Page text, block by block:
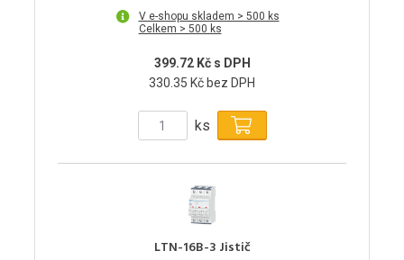
V e-shopu skladem > 500 ks
Celkem > 500 ks
399.72 Kč s DPH
330.35 Kč bez DPH
ks
LTN-16B-3 Jistič